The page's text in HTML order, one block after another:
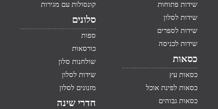
שידות פתוחות
שידות לסלון
שידות לספרים
שידות לכניסה
כסאות
כסאות עץ
כסאות לפינת אוכל
כסאות גבוהים
קונסולות עם מגירות
סלונים
ספות
כורסאות
שולחנות סלון
שידות לסלון
מזנונים לסלון
חדרי שינה